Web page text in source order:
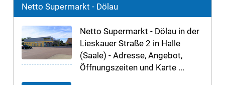
Netto Supermarkt - Dölau
Netto Supermarkt - Dölau in der
Lieskauer Straße 2 in Halle
(Saale) - Adresse, Angebot,
Öffnungszeiten und Karte ...